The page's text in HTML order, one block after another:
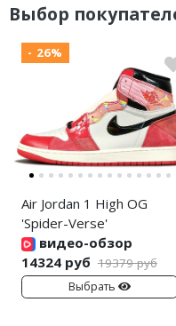
Выбор
- 26%
Air Jordan 1 High OG
'Spider-Verse'
видео-обзор
14324 руб 19379 руб
Выбрать